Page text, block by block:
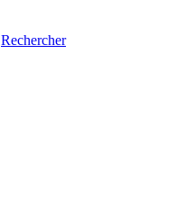
Rechercher